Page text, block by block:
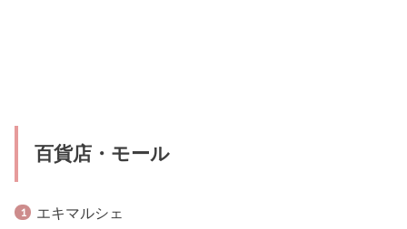
百貨店・モール
エキマルシェ